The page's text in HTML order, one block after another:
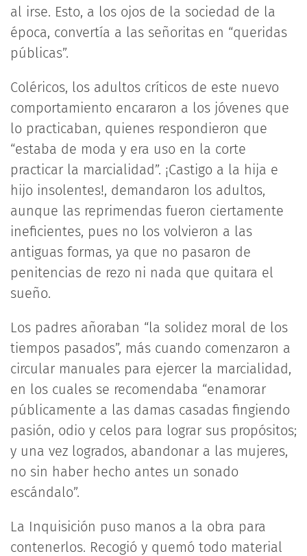
al irse. Esto, a los ojos de la sociedad de la
época, convertía a las señoritas en “queridas
públicas”.
Coléricos, los adultos críticos de este nuevo
comportamiento encararon a los jóvenes que
lo practicaban, quienes respondieron que
“estaba de moda y era uso en la corte
practicar la marcialidad”. ¡Castigo a la hija e
hijo insolentes!, demandaron los adultos,
aunque las reprimendas fueron ciertamente
ineficientes, pues no los volvieron a las
antiguas formas, ya que no pasaron de
penitencias de rezo ni nada que quitara el
sueño.
Los padres añoraban “la solidez moral de los
tiempos pasados”, más cuando comenzaron a
circular manuales para ejercer la marcialidad,
en los cuales se recomendaba “enamorar
públicamente a las damas casadas fingiendo
pasión, odio y celos para lograr sus propósitos;
y una vez logrados, abandonar a las mujeres,
no sin haber hecho antes un sonado
escándalo”.
La Inquisición puso manos a la obra para
contenerlos. Recogió y quemó todo material